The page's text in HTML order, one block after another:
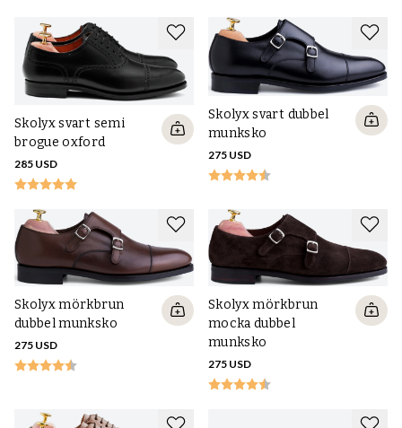
Skolyx svart semi
brogue oxford
285 USD
Skolyx svart dubbel
munksko
275 USD
Skolyx mörkbrun
dubbel munksko
275 USD
Skolyx mörkbrun
mocka dubbel
munksko
275 USD